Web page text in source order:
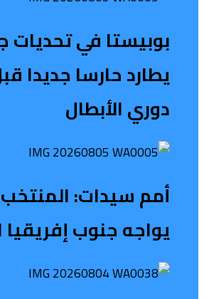
بوبيستا في تحديات
يطارد حارسا جديدا
دوري الأبطال
أمم سيدات:
يواجه جنوب